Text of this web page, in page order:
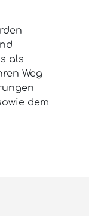
als
Weg
dem